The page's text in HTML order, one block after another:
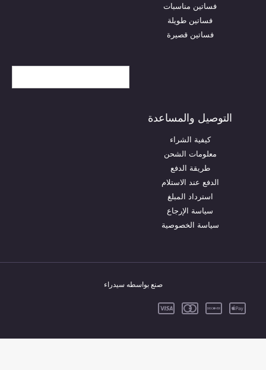
فساتين مناسبات
فساتين طويلة
فساتين قصيرة
التوصيل والمساعدة
كيفية الشراء
معلومات الشحن
طريقة الدفع
الدفع عند الاستلام
استرداد المبلغ
سياسة الإرجاع
سياسة الخصوصية
صنع بواسطه سيدراء